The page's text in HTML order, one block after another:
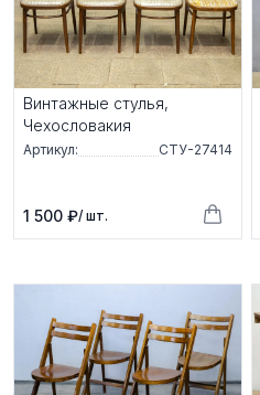
Винтажные стулья,
Чехословакия
Артикул: СТУ-27414
1 500 ₽/ шт.